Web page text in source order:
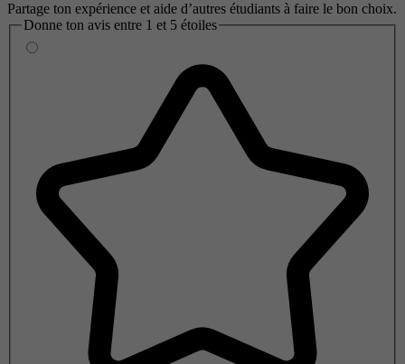
Partage ton expérience et aide d’autres étudiants à faire le bon choix.
Donne ton avis entre 1 et 5 étoiles